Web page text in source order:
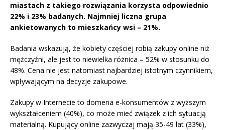
miastach z takiego rozwiązania korzysta odpowiednio
22% i 23% badanych. Najmniej liczna grupa
ankietowanych to mieszkańcy wsi – 21%.
Badania wskazują, że kobiety częściej robią zakupy online niż
mężczyźni, ale jest to niewielka różnica – 52% w stosunku do
48%. Cena nie jest natomiast najbardziej istotnym czynnikiem,
wpływającym na decyzje zakupowe.
Zakupy w Internecie to domena e-konsumentów z wyższym
wykształceniem (40%), co może mieć związek z ich sytuacją
materialną. Kupujący online zazwyczaj mają 35-49 lat (33%),